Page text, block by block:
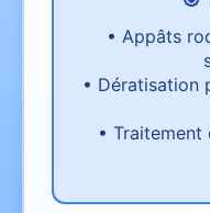
• Appâts
• Dératisation
• Traitement